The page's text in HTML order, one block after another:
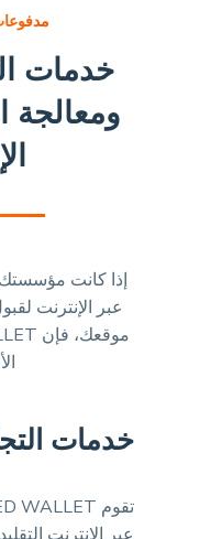
مدفوعات
خدمات
ومعالجة
إذا كانت
عبر الإنترنت
خدمات